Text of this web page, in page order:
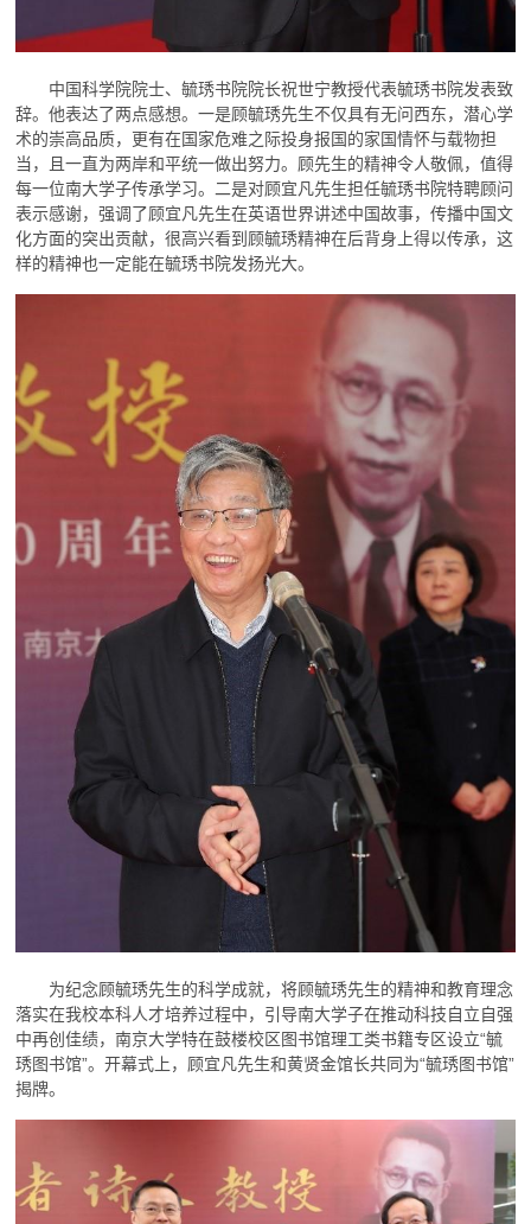
中国科学院院士、毓琇书院院长祝世宁教授代表毓琇书院发表致
辞。他表达了两点感想。一是顾毓琇先生不仅具有无问西东，潜心学
术的崇高品质，更有在国家危难之际投身报国的家国情怀与载物担
当，且一直为两岸和平统一做出努力。顾先生的精神令人敬佩，值得
每一位南大学子传承学习。二是对顾宜凡先生担任毓琇书院特聘顾问
表示感谢，强调了顾宜凡先生在英语世界讲述中国故事，传播中国文
化方面的突出贡献，很高兴看到顾毓琇精神在后背身上得以传承，这
样的精神也一定能在毓琇书院发扬光大。
为纪念顾毓琇先生的科学成就，将顾毓琇先生的精神和教育理念
落实在我校本科人才培养过程中，引导南大学子在推动科技自立自强
中再创佳绩，南京大学特在鼓楼校区图书馆理工类书籍专区设立“毓
琇图书馆”。开幕式上，顾宜凡先生和黄贤金馆长共同为“毓琇图书馆”
揭牌。